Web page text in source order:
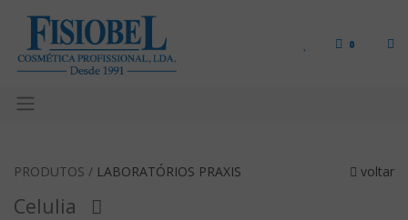
0
PRODUTOS / LABORATÓRIOS PRAXIS voltar
Celulia